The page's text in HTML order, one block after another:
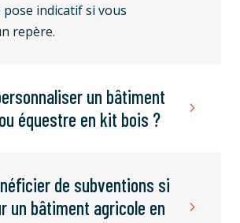
pose indicatif si vous
repère.
un bâtiment
équestre en kit bois ?
de subventions si
un bâtiment agricole en